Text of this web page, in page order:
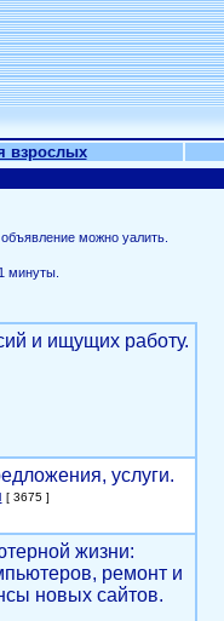
взрослых
можно уалить.
минуты.
и ищущих работу.
услуги.
[ 3675 ]
жизни:
ремонт и
новых сайтов.